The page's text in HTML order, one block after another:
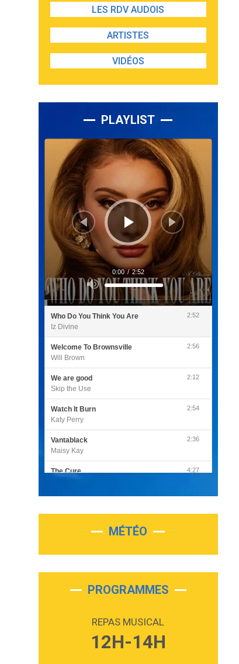
LES RDV AUDOIS
ARTISTES
VIDÉOS
PLAYLIST
Lecteur
Utilisez
les
flèches
haut/bas
augmenter
le
volume.
0:00 / 2:52
Who Do You Think You Are
Iz Divine
2:52
Welcome To Brownsville
Will Brown
2:56
We are good
Skip the Use
2:12
Watch It Burn
Katy Perry
2:54
Vantablack
Maisy Kay
2:36
The Cure
4:27
Luke Combs
Second Chance
Martin Garrix & Ed Sheeran
MÉTÉO
PROGRAMMES
REPAS MUSICAL
12H-14H